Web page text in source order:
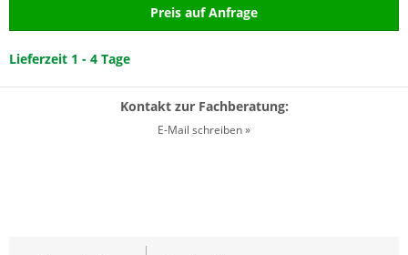
Preis auf Anfrage
Lieferzeit 1 - 4 Tage
Kontakt zur Fachberatung:
E-Mail schreiben »